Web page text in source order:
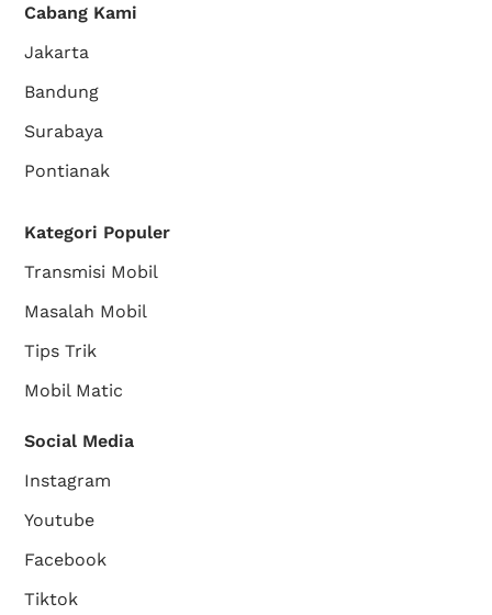
Cabang Kami
Jakarta
Bandung
Surabaya
Pontianak
Kategori Populer
Transmisi Mobil
Masalah Mobil
Tips Trik
Mobil Matic
Social Media
Instagram
Youtube
Facebook
Tiktok